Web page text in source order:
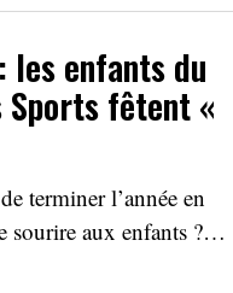
les enfants du
fêtent «
terminer l’année en
sourire aux enfants ?…